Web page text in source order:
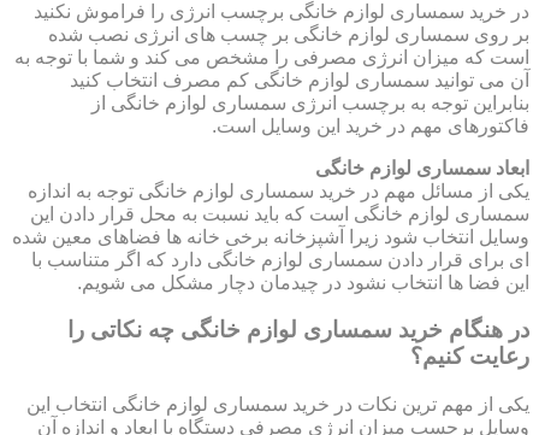
در خرید سمساری لوازم خانگی برچسب انرژی را فراموش نکنید
بر روی سمساری لوازم خانگی بر چسب های انرژی نصب شده
است که میزان انرژی مصرفی را مشخص می کند و شما با توجه به
آن می توانید سمساری لوازم خانگی کم مصرف انتخاب کنید
بنابراین توجه به برچسب انرژی سمساری لوازم خانگی از
فاکتورهای مهم در خرید این وسایل است.
ابعاد سمساری لوازم خانگی
یکی از مسائل مهم در خرید سمساری لوازم خانگی توجه به اندازه
سمساری لوازم خانگی است که باید نسبت به محل قرار دادن این
وسایل انتخاب شود زیرا آشپزخانه برخی خانه ها فضاهای معین شده
ای برای قرار دادن سمساری لوازم خانگی دارد که اگر متناسب با
این فضا ها انتخاب نشود در چیدمان دچار مشکل می شویم.
در هنگام خرید سمساری لوازم خانگی چه نکاتی را
رعایت کنیم؟
یکی از مهم ترین نکات در خرید سمساری لوازم خانگی انتخاب این
وسایل برحسب میزان انرژی مصرفی دستگاه با ابعاد و اندازه آن